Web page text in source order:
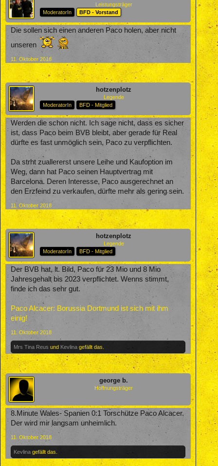
Leistungsträger
ModeratorIn
BFD - Vorstand
Die sollen sich einen anderen Paco holen, aber nicht
unseren
11. Oktober 2018
hotzenplotz
Legende
ModeratorIn
BFD - Mitglied
Werden die schon nicht. Ich sage nicht, dass es sicher
ist, dass Paco beim BVB bleibt, aber gerade für Real
dürfte es fast unmöglich sein, Paco zu verpflichten.
Da strht zuallererst unsere Leihe und Kaufoption im
Weg, dann hat Paco seinen Hauptvertrag mit
Barcelona. Deren Interesse, Paco ausgerechnet an
den Erzfeind zu verkaufen, dürfte mehr als gering sein.
11. Oktober 2018
hotzenplotz
Legende
ModeratorIn
BFD - Mitglied
Der BVB hat, lt. Bild, Paco für 23 Mio und 8 Mio
Jahresgehalt bis 2023 verpflichtet. Wenns stimmt,
finde ich das sehr gut.
Paco Alcacer: Borussia Dortmund ist sich mit ihm
einig!
11. Oktober 2018
Mrs Tina Reus und Kevlina gefällt das.
george b.
Hoffnungsträger
8.Minute Wales- Spanien 0:1 Torschütze Paco Alcacer.
Der wird mir langsam unheimlich.
11. Oktober 2018
Kevlina gefällt das.